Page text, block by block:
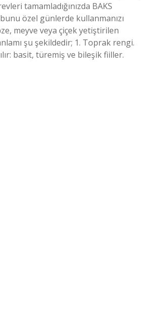
tamamladığınızda BAKS
özel günlerde kullanmanızı
şu şekildedir; 1. Toprak rengi.
basit, türemiş ve bileşik fiiller.